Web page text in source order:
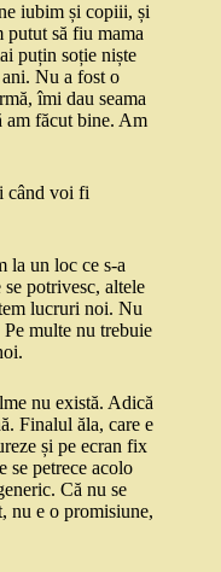
iubim și copiii, și
putut să fiu mama
puțin soție niște
Nu a fost o
îmi dau seama
am făcut bine. Am
când voi fi
la un loc ce s-a
potrivesc, altele
lucruri noi. Nu
multe nu trebuie
nu există. Adică
Finalul ăla, care e
și pe ecran fix
se petrece acolo
Că nu se
nu e o promisiune,